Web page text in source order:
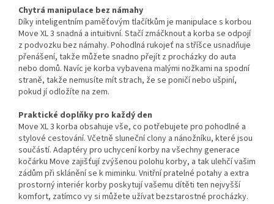
Chytrá manipulace bez námahy
Díky inteligentním paměťovým tlačítkům je manipulace s korbou
Move XL 3 snadná a intuitivní. Stačí zmáčknout a korba se odpojí
z podvozku bez námahy. Pohodlná rukojeť na stříšce usnadňuje
přenášení, takže můžete snadno přejít z procházky do auta
nebo domů. Navíc je korba vybavena malými nožkami na spodní
straně, takže nemusíte mít strach, že se poničí nebo ušpiní,
pokud jí odložíte na zem.
Praktické doplňky pro každý den
Move XL 3 korba obsahuje vše, co potřebujete pro pohodlné a
stylové cestování. Včetně sluneční clony a nánožníku, které jsou
součástí. Adaptéry pro uchycení korby na všechny generace
kočárku Move zajišťují zvýšenou polohu korby, a tak ulehčí vašim
zádům při sklánění se k miminku. Vnitřní pratelné potahy a extra
prostorný interiér korby poskytují vašemu dítěti ten nejvyšší
komfort, zatímco vy si můžete užívat bezstarostné procházky.